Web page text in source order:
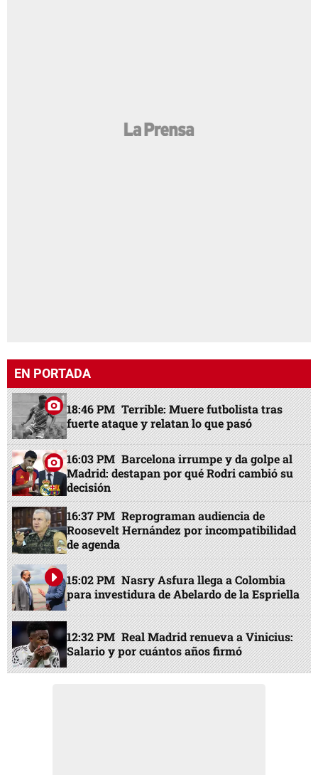
EN PORTADA
18:46 PM Terrible: Muere futbolista tras
fuerte ataque y relatan lo que pasó
16:03 PM Barcelona irrumpe y da golpe al
Madrid: destapan por qué Rodri cambió su
decisión
16:37 PM Reprograman audiencia de
Roosevelt Hernández por incompatibilidad
de agenda
15:02 PM Nasry Asfura llega a Colombia
para investidura de Abelardo de la Espriella
12:32 PM Real Madrid renueva a Vinicius:
Salario y por cuántos años firmó